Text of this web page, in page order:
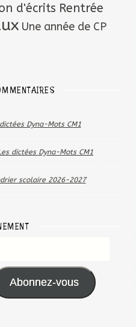
d'écrits Rentrée
Une année de CP
Dyna-Mots CM1
dictées Dyna-Mots CM1
scolaire 2026-2027
Abonnez-vous